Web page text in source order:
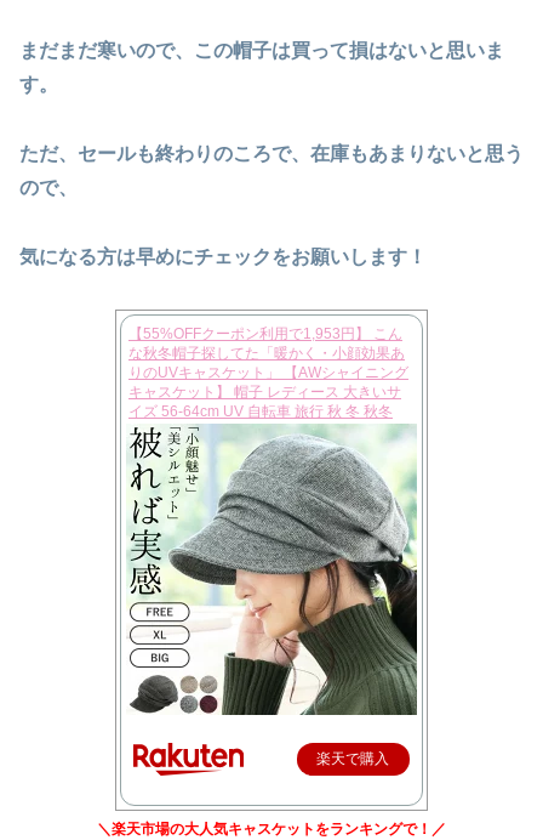
まだまだ寒いので、この帽子は買って損はないと思いま
す。
ただ、セールも終わりのころで、在庫もあまりないと思う
ので、
気になる方は早めにチェックをお願いします！
【55%OFFクーポン利用で1,953円】 こん
な秋冬帽子探してた「暖かく・小顔効果あ
りのUVキャスケット」 【AWシャイニング
キャスケット】 帽子 レディース 大きいサ
イズ 56-64cm UV 自転車 旅行 秋 冬 秋冬
楽天で購入
＼楽天市場の大人気キャスケットをランキングで！／